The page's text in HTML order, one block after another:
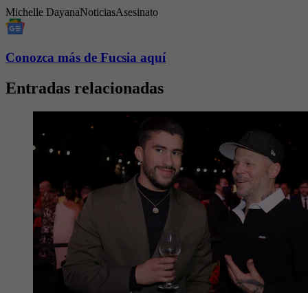
Michelle DayanaNoticiasAsesinato
Conozca más de Fucsia aquí
Entradas relacionadas